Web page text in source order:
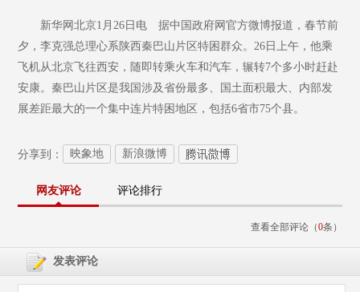
新华网北京1月26日电 据中国政府网官方微博报道，春节前
夕，李克强总理心系陕西秦巴山片区特困群众。26日上午，他乘
飞机从北京飞往西安，随即转乘火车和汽车，辗转7个多小时赶赴
安康。秦巴山片区是我国涉及省份最多、国土面积最大、内部发
展差距最大的一个集中连片特困地区，包括6省市75个县。
分享到： 映象地 新浪微博
网友评论 评论排行
查看全部评论（0条）
发表评论